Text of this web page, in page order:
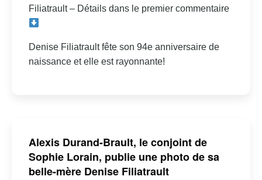
Filiatrault – Détails dans le premier commentaire
Denise Filiatrault fête son 94e anniversaire de
naissance et elle est rayonnante!
Alexis Durand-Brault, le conjoint de
Sophie Lorain, publie une photo de sa
belle-mère Denise Filiatrault